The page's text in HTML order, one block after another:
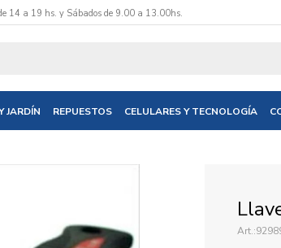
JARDÍN REPUESTOS CELULARES Y TECNOLOGÍA
14 a 19 hs. y Sábados de 9.00 a 13.00hs.
y te informaremos cuando tengamos stock